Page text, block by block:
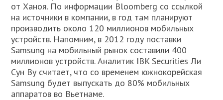
от Ханоя. По информации Bloomberg со ссылкой
на источники в компании, в год там планируют
производить около 120 миллионов мобильных
устройств. Напомним, в 2012 году поставки
Samsung на мобильный рынок составили 400
миллионов устройств. Аналитик IBK Securities Ли
Сун Ву считает, что со временем южнокорейская
Samsung будет выпускать до 80% мобильных
аппаратов во Вьетнаме.